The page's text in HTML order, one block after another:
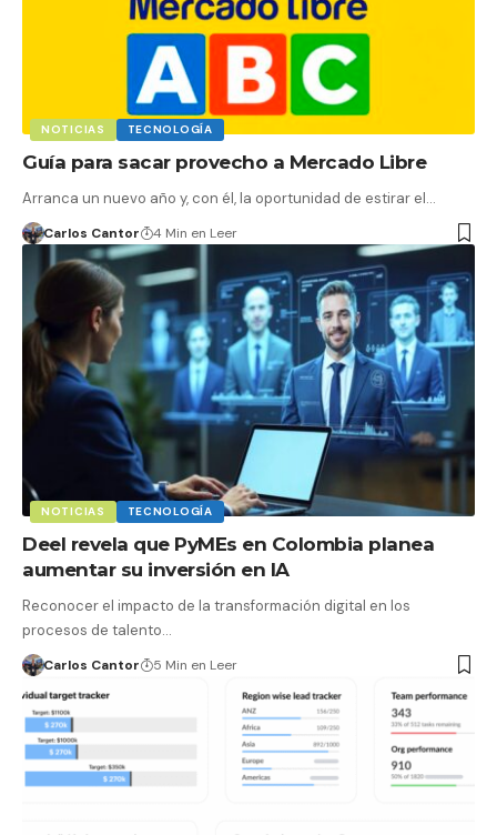
NOTICIAS TECNOLOGÍA
Guía para sacar provecho a Mercado Libre
Arranca un nuevo año y, con él, la oportunidad de estirar el…
Carlos Cantor 4 Min en Leer
NOTICIAS TECNOLOGÍA
Deel revela que PyMEs en Colombia planea
aumentar su inversión en IA
Reconocer el impacto de la transformación digital en los
procesos de talento…
Carlos Cantor 5 Min en Leer